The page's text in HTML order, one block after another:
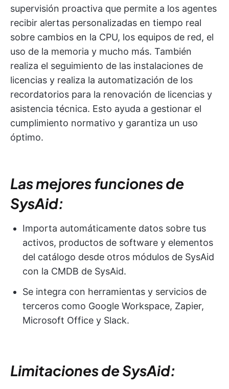
supervisión proactiva que permite a los agentes
recibir alertas personalizadas en tiempo real
sobre cambios en la CPU, los equipos de red, el
uso de la memoria y mucho más. También
realiza el seguimiento de las instalaciones de
licencias y realiza la automatización de los
recordatorios para la renovación de licencias y
asistencia técnica. Esto ayuda a gestionar el
cumplimiento normativo y garantiza un uso
óptimo.
Las mejores funciones de
SysAid:
Importa automáticamente datos sobre tus
activos, productos de software y elementos
del catálogo desde otros módulos de SysAid
con la CMDB de SysAid.
Se integra con herramientas y servicios de
terceros como Google Workspace, Zapier,
Microsoft Office y Slack.
Limitaciones de SysAid: